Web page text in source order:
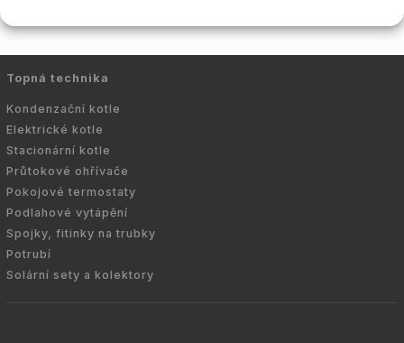
Topná technika
Kondenzační kotle
Elektrické kotle
Stacionární kotle
Průtokové ohřívače
Pokojové termostaty
Podlahové vytápění
Spojky, fitinky na trubky
Potrubí
Solární sety a kolektory